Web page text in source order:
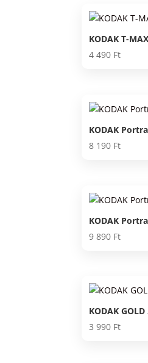
KODAK T-
4 490 Ft
KODAK
8 190 Ft
KODAK
9 890 Ft
KODAK GOLD
3 990 Ft